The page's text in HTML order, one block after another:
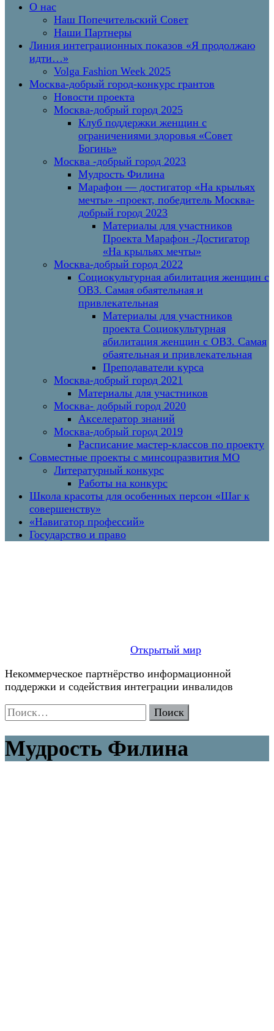
О нас
Наш Попечительский Совет
Наши Партнеры
Линия интеграционных показов «Я продолжаю
идти…»
Volga Fashion Week 2025
Москва-добрый город-конкурс грантов
Новости проекта
Москва-добрый город 2025
Клуб поддержки женщин с
ограничениями здоровья «Совет
Богинь»
Москва -добрый город 2023
Мудрость Филина
Марафон — достигатор «На крыльях
мечты» -проект, победитель Москва-
добрый город 2023
Материалы для участников
Проекта Марафон -Достигатор
«На крыльях мечты»
Москва-добрый город 2022
Социокультурная абилитация женщин с
ОВЗ. Самая обаятельная и
привлекательная
Материалы для участников
проекта Социокультурная
абилитация женщин с ОВЗ. Самая
обаятельная и привлекательная
Преподаватели курса
Москва-добрый город 2021
Материалы для участников
Москва- добрый город 2020
Акселератор знаний
Москва-добрый город 2019
Расписание мастер-классов по проекту
Совместные проекты с минсоцразвития МО
Литературный конкурс
Работы на конкурс
Школа красоты для особенных персон «Шаг к
совершенству»
«Навигатор профессий»
Государство и право
Открытый мир
Некоммерческое партнёрство информационной
поддержки и содействия интеграции инвалидов
Найти:
Мудрость Филина